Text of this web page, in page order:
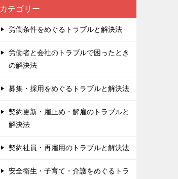
カテゴリー
労働条件をめぐるトラブルと解決法
労働者と会社のトラブルで困ったとき
の解決法
募集・採用をめぐるトラブルと解決法
契約更新・雇止め・解雇のトラブルと
解決法
契約社員・再雇用のトラブルと解決法
安全衛生・子育て・介護をめぐるトラ